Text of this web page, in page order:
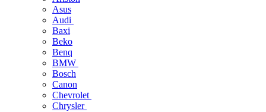
Asus
Audi
Baxi
Beko
Benq
BMW
Bosch
Canon
Chevrolet
Chrysler